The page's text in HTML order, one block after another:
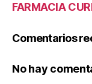
FARMACIA
Comentarios
No hay